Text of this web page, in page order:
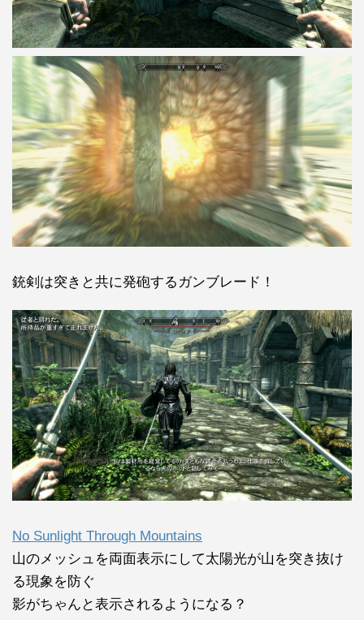
銃剣は突きと共に発砲するガンブレード！
No Sunlight Through Mountains
山のメッシュを両面表示にして太陽光が山を突き抜け
る現象を防ぐ
影がちゃんと表示されるようになる？